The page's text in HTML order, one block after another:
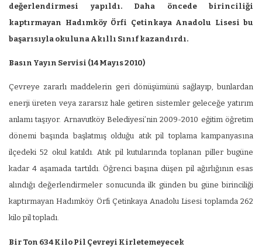
değerlendirmesi yapıldı. Daha öncede birinciliği
kaptırmayan Hadımköy Örfi Çetinkaya Anadolu Lisesi bu
başarısıyla okuluna Akıllı Sınıf kazandırdı.
Basın Yayın Servisi (14 Mayıs 2010)
Çevreye zararlı maddelerin geri dönüşümünü sağlayıp, bunlardan
enerji üreten veya zararsız hale getiren sistemler geleceğe yatırım
anlamı taşıyor. Arnavutköy Belediyesi’nin 2009-2010 eğitim öğretim
dönemi başında başlatmış olduğu atık pil toplama kampanyasına
ilçedeki 52 okul katıldı. Atık pil kutularında toplanan piller bugüne
kadar 4 aşamada tartıldı. Öğrenci başına düşen pil ağırlığının esas
alındığı değerlendirmeler sonucunda ilk günden bu güne birinciliği
kaptırmayan Hadımköy Örfi Çetinkaya Anadolu Lisesi toplamda 262
kilo pil topladı.
Bir Ton 634 Kilo Pil Çevreyi Kirletemeyecek